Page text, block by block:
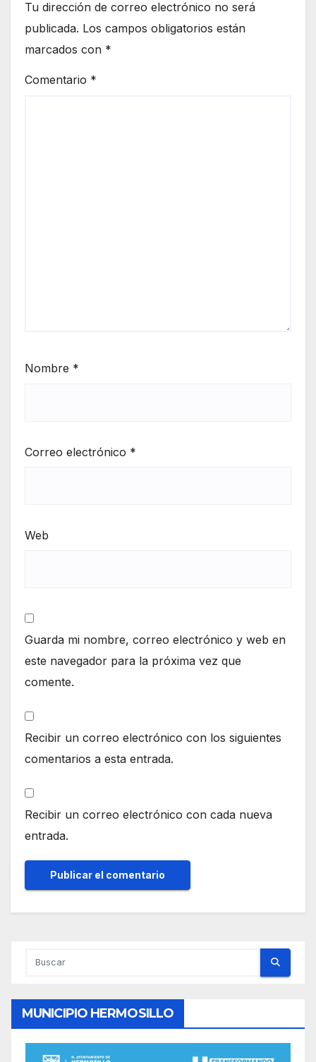
Tu dirección de correo electrónico no será
publicada. Los campos obligatorios están
marcados con *
Comentario *
Nombre *
Correo electrónico *
Web
Guarda mi nombre, correo electrónico y web en
este navegador para la próxima vez que
comente.
Recibir un correo electrónico con los siguientes
comentarios a esta entrada.
Recibir un correo electrónico con cada nueva
entrada.
MUNICIPIO HERMOSILLO